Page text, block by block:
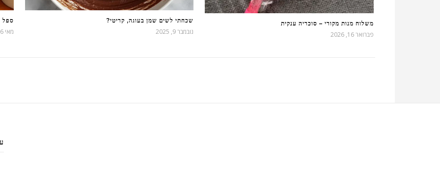
ספל
מאי 26, 2022
שכחתי לשים שמן בעוגה, קריטי?
נובמבר 9, 2025
משלוח מנות מקורי – סוכריה ענקית
פברואר 16, 2026